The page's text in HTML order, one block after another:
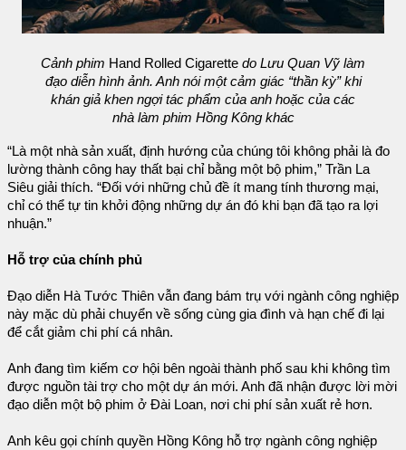
Cảnh phim Hand Rolled Cigarette do Lưu Quan Vỹ làm
đạo diễn hình ảnh. Anh nói một cảm giác “thần kỳ” khi
khán giả khen ngợi tác phẩm của anh hoặc của các
nhà làm phim Hồng Kông khác
“Là một nhà sản xuất, định hướng của chúng tôi không phải là đo
lường thành công hay thất bại chỉ bằng một bộ phim,” Trần La
Siêu giải thích. “Đối với những chủ đề ít mang tính thương mại,
chỉ có thể tự tin khởi động những dự án đó khi bạn đã tạo ra lợi
nhuận.”
Hỗ trợ của chính phủ
Đạo diễn Hà Tước Thiên vẫn đang bám trụ với ngành công nghiệp
này mặc dù phải chuyển về sống cùng gia đình và hạn chế đi lại
để cắt giảm chi phí cá nhân.
Anh đang tìm kiếm cơ hội bên ngoài thành phố sau khi không tìm
được nguồn tài trợ cho một dự án mới. Anh đã nhận được lời mời
đạo diễn một bộ phim ở Đài Loan, nơi chi phí sản xuất rẻ hơn.
Anh kêu gọi chính quyền Hồng Kông hỗ trợ ngành công nghiệp